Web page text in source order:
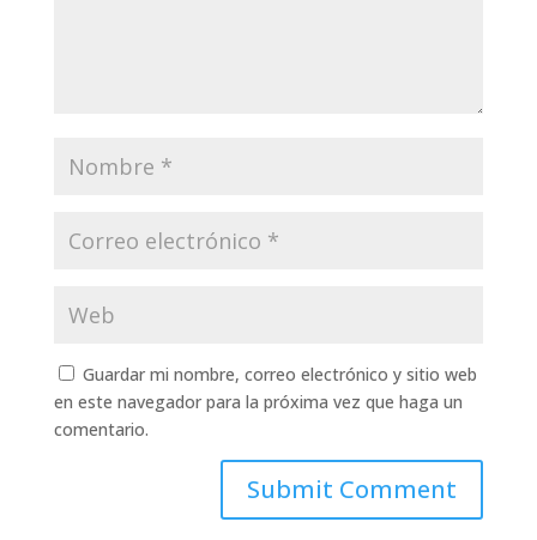
Guardar mi nombre, correo electrónico y sitio web
en este navegador para la próxima vez que haga un
comentario.